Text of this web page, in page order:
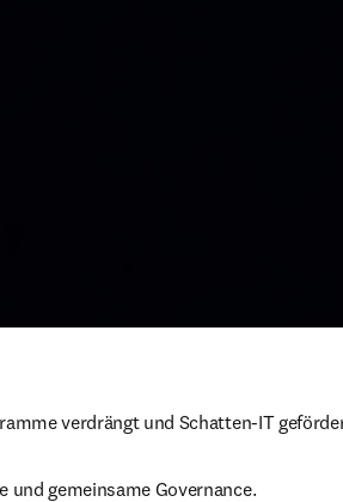
verdrängt und Schatten‑IT
gemeinsame Governance.